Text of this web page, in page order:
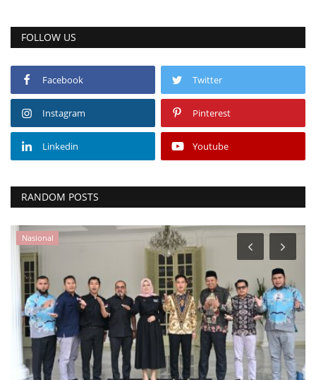
FOLLOW US
Facebook Twitter
Instagram Pinterest
Linkedin Youtube
RANDOM POSTS
Nasional